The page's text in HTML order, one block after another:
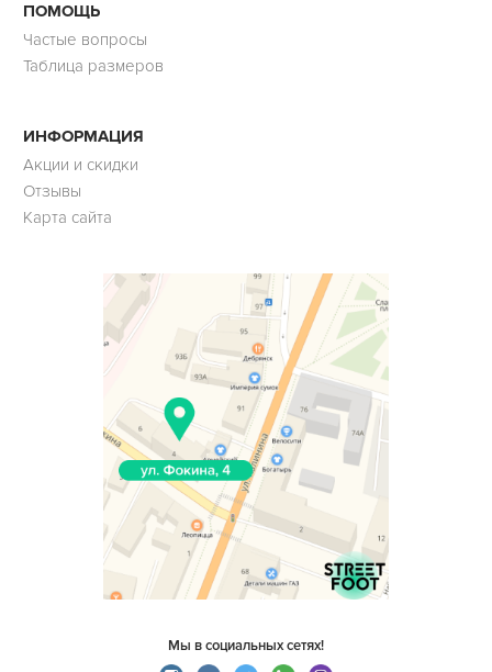
ПОМОЩЬ
Частые вопросы
Таблица размеров
ИНФОРМАЦИЯ
Акции и скидки
Отзывы
Карта сайта
Мы в социальных сетях!